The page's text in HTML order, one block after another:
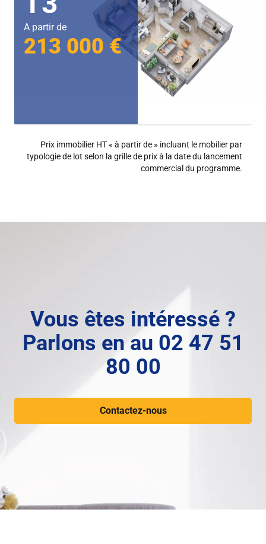
A partir de
213 000 €
Prix immobilier HT « à partir de » incluant le mobilier par
typologie de lot selon la grille de prix à la date du lancement
commercial du programme.
Vous êtes intéressé ?
Parlons en au 02 47 51
80 00
Contactez-nous